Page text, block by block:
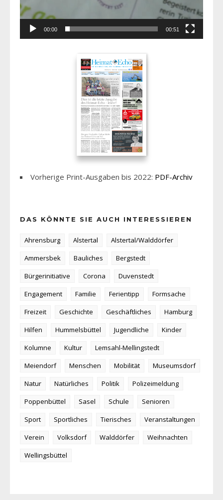
00:00 00:51
Vorherige Print-Ausgaben bis 2022: PDF-Archiv
DAS KÖNNTE SIE AUCH INTERESSIEREN
Ahrensburg Alstertal
Alstertal/Walddörfer
Ammersbek
Bauliches
Bergstedt
Bürgerinitiative
Corona
Duvenstedt
Engagement
Familie Ferientipp
Formsache
Freizeit
Geschichte Geschäftliches
Hamburg
Hilfen
Hummelsbüttel Jugendliche
Kinder
Kolumne
Kultur
Lemsahl-Mellingstedt
Meiendorf
Menschen Mobilität
Museumsdorf
Natur
Natürliches Politik
Polizeimeldung
Poppenbüttel
Sasel Schule
Senioren
Sport
Sportliches Tierisches
Veranstaltungen
Verein
Volksdorf Walddörfer
Weihnachten
Wellingsbüttel